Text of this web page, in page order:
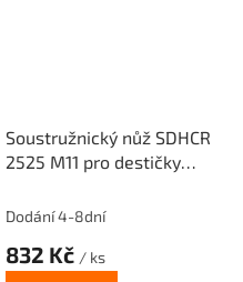
Soustružnický nůž SDHCR
2525 M11 pro destičky
Dodání 4-8dní
832 Kč / ks